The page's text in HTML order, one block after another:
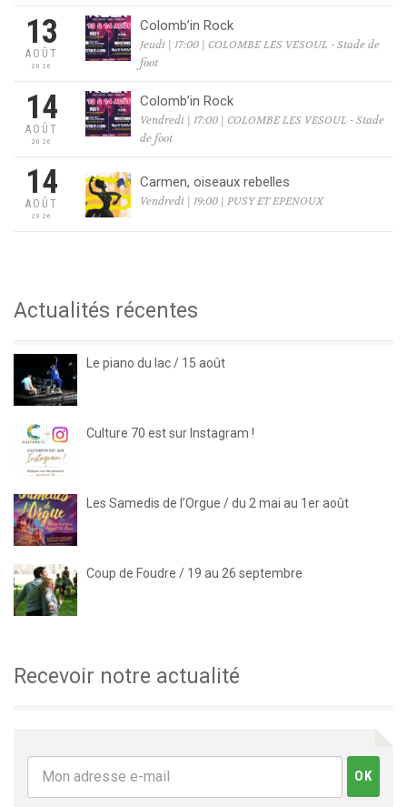
13
AOÛT
2026
Colomb’in Rock
Jeudi | 17:00 | COLOMBE LES VESOUL - Stade de
foot
14
AOÛT
2026
Colomb’in Rock
Vendredi | 17:00 | COLOMBE LES VESOUL - Stade
de foot
14
AOÛT
2026
Carmen, oiseaux rebelles
Vendredi | 19:00 | PUSY ET EPENOUX
Actualités récentes
Le piano du lac / 15 août
Culture 70 est sur Instagram !
Les Samedis de l’Orgue / du 2 mai au 1er août
Coup de Foudre / 19 au 26 septembre
Recevoir notre actualité